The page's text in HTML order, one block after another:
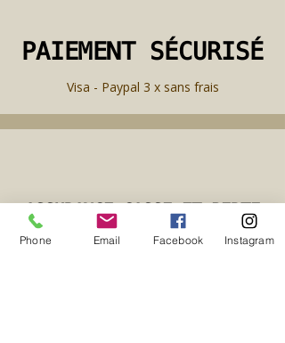
PAIEMENT SÉCURISÉ
PAIEMENT SÉCURISÉ
Visa - Paypal 3 x sans frais
ASSURANCE CASSE ET PERTE
ASSURANCE CASSE ET PERTE
incluses
Phone Email Facebook Instagram